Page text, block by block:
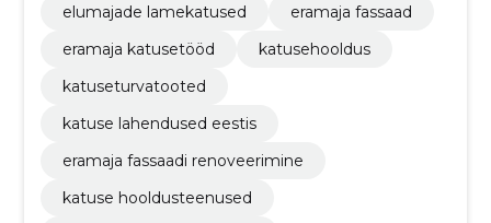
elumajade lamekatused
eramaja fassaad
eramaja katusetööd
katusehooldus
katuseturvatooted
katuse lahendused eestis
eramaja fassaadi renoveerimine
katuse hooldusteenused